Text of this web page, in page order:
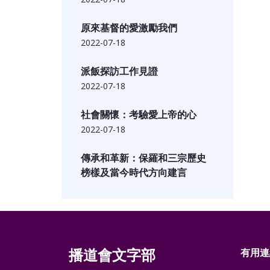
原來基督的愛激勵我們
2022-07-18
派飯探訪工作見證
2022-07-18
社會關懷：考驗愛上帝的心
2022-07-18
傳承和革新：保羅和三宗歷史
榜樣及當今時代方向建言
播道會文字部 有用